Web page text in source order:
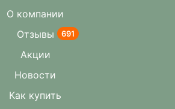
О компании
Отзывы
691
Акции
Новости
Как купить